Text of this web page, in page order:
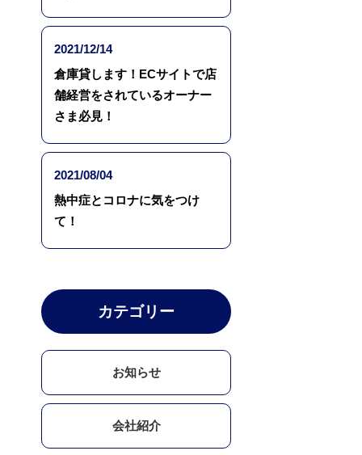
2021/12/14
倉庫貸します！ECサイトで店
舗経営をされているオーナー
さま必見！
2021/08/04
熱中症とコロナに気をつけ
て！
カテゴリー
お知らせ
会社紹介